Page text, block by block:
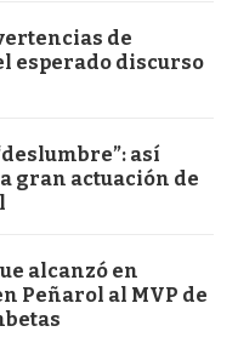
de
esperado discurso
así
gran actuación de
alcanzó en
Peñarol al MVP de